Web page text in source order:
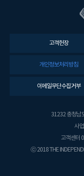
고객헌장
개인정보처리방침
이메일무단수집거부
31232 충청남
사
고객센터
ⓒ 2018 THE